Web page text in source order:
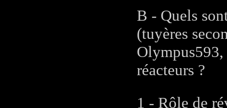
B - Quels
(tuyères
réacteurs ?
1 - Rôle de